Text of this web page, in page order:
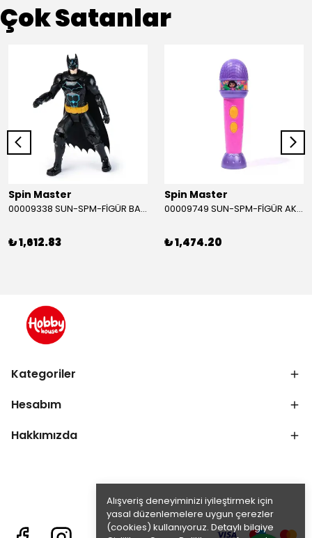
Alışveriş deneyiminizi iyileştirmek için
yasal düzenlemelere uygun çerezler
(cookies) kullanıyoruz. Detaylı bilgiye
Çok Satanlar
Spin Master
00009338 SUN-SPM-FİGÜR BATMAN NİNJA STRIKE 30 CM. EXC.
₺ 1,612.83
Spin Master
00009749 SUN-SPM-FİGÜR AKS. DORA MİKROFON YAĞMUR ORMANI RİTMİ (DORA) SESLİ
₺ 1,474.20
Kategoriler
Hesabım
Hakkımızda